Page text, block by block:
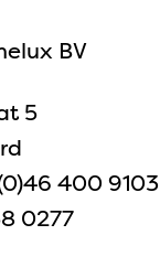
BV
5
400 9103
0277